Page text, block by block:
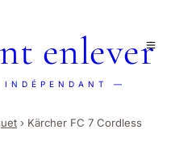
enlever
—
› Kärcher FC 7 Cordless